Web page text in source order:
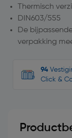
Thermisch
DIN603/555
De
verpakking
94
Click &